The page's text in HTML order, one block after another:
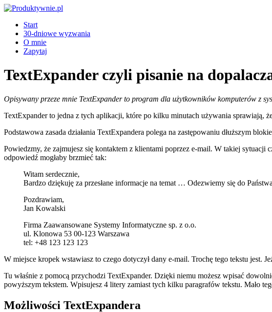
Start
30-dniowe wyzwania
O mnie
Zapytaj
TextExpander czyli pisanie na
Opisywany przeze mnie TextExpander to program dla użytkowników komputerów z
TextExpander to jedna z tych aplikacji, które po kilku minutach używania sprawiają,
Podstawowa zasada działania TextExpandera polega na zastępowaniu dłuższym
Powiedzmy, że zajmujesz się kontaktem z klientami poprzez e-mail. W takiej sytuacji
odpowiedź mogłaby brzmieć tak:
Witam serdecznie,
Bardzo dziękuję za przesłane informacje na temat … Odezwiemy się do
Pozdrawiam,
Jan Kowalski
Firma Zaawansowane Systemy Informatyczne sp. z o.o.
ul. Klonowa 53 00-123 Warszawa
tel: +48 123 123 123
W miejsce kropek wstawiasz to czego dotyczył dany e-mail. Trochę tego tekstu jest.
Tu właśnie z pomocą przychodzi TextExpander. Dzięki niemu możesz wpisać
powyższym tekstem. Wpisujesz 4 litery zamiast tych kilku paragrafów tekstu. Mało
Możliwości TextExpandera